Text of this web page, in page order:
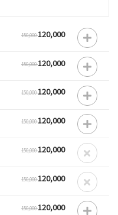
150,000120,000
150,000120,000
150,000120,000
150,000120,000
150,000120,000
150,000120,000
150,000120,000